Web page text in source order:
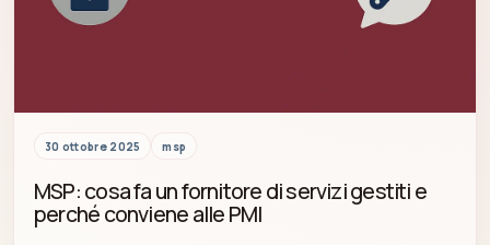
30 ottobre 2025 msp
MSP: cosa fa un fornitore di servizi gestiti e
perché conviene alle PMI